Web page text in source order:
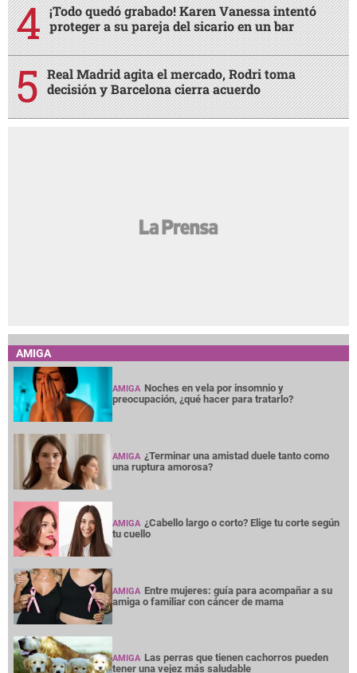
¡Todo quedó grabado! Karen Vanessa intentó
proteger a su pareja del sicario en un bar
Real Madrid agita el mercado, Rodri toma
decisión y Barcelona cierra acuerdo
AMIGA
AMIGA Noches en vela por insomnio y
preocupación, ¿qué hacer para tratarlo?
AMIGA ¿Terminar una amistad duele tanto como
una ruptura amorosa?
AMIGA ¿Cabello largo o corto? Elige tu corte según
tu cuello
AMIGA Entre mujeres: guía para acompañar a su
amiga o familiar con cáncer de mama
AMIGA Las perras que tienen cachorros pueden
tener una vejez más saludable